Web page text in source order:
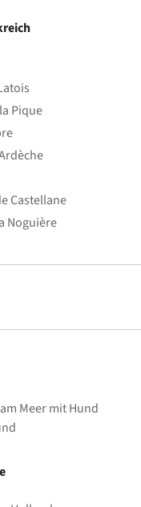
Pique
Castellane
Noguière
Meer mit Hund